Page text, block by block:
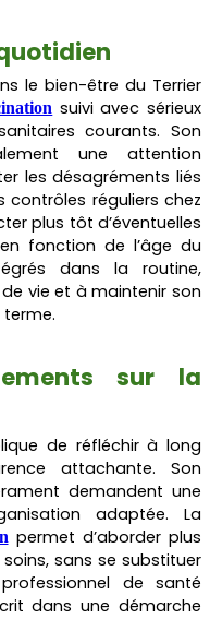
le bien-être du Terrier
suivi avec sérieux
courants. Son
une attention
les désagréments liés
contrôles réguliers chez
plus tôt d’éventuelles
fonction de l’âge du
dans la routine,
vie et à maintenir son
sur la
de réfléchir à long
attachante. Son
demandent une
adaptée. La
permet d’aborder plus
sans se substituer
de santé
dans une démarche